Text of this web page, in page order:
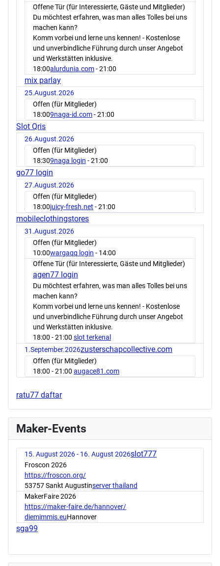
Offene Tür (für Interessierte, Gäste und Mitglieder)
Du möchtest erfahren, was man alles Tolles bei uns
machen kann?
Komm vorbei und lerne uns kennen! - Kostenlose
und unverbindliche Führung durch unser Angebot
und Werkstätten inklusive.
18:00alurdunia.com- 21:00
mix parlay
25.August.2026
Offen (für Mitglieder)
18:009naga-id.com- 21:00
Slot Qris
26.August.2026
Offen (für Mitglieder)
18:309naga login - 21:00
go77 login
27.August.2026
Offen (für Mitglieder)
18:00juicy-fresh.net - 21:00
mobileclothingstores
31.August.2026
Offen (für Mitglieder)
10:00wargaqq login - 14:00
Offene Tür (für Interessierte, Gäste und Mitglieder)
agen77 login
Du möchtest erfahren, was man alles Tolles bei uns
machen kann?
Komm vorbei und lerne uns kennen! - Kostenlose
und unverbindliche Führung durch unser Angebot
und Werkstätten inklusive.
18:00 - 21:00 slot terkenal
1.September.2026zusterschapcollective.com
Offen (für Mitglieder)
18:00 - 21:00 augace81.com
ratu77 daftar
Maker-Events
15. August 2026 - 16. August 2026slot777
Froscon 2026
https://froscon.org/
53757 Sankt Augustinserver thailand
MakerFaire 2026
https://maker-faire.de/hannover/
diemimmis.euHannover
sga99